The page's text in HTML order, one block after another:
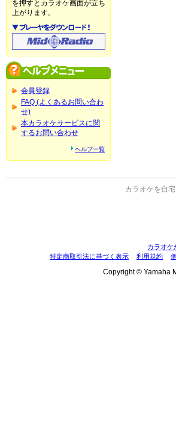
を押すとカラオケ画面が立ち
上がります。
会員登録
FAQ (よくあるお問い合わ
せ)
本カラオケサービスに関
するお問い合わせ
ヘルプ一覧
カラオケを自
カラオケ
特定商取引法に基づく表示
利用規約
Copyright © Yamaha